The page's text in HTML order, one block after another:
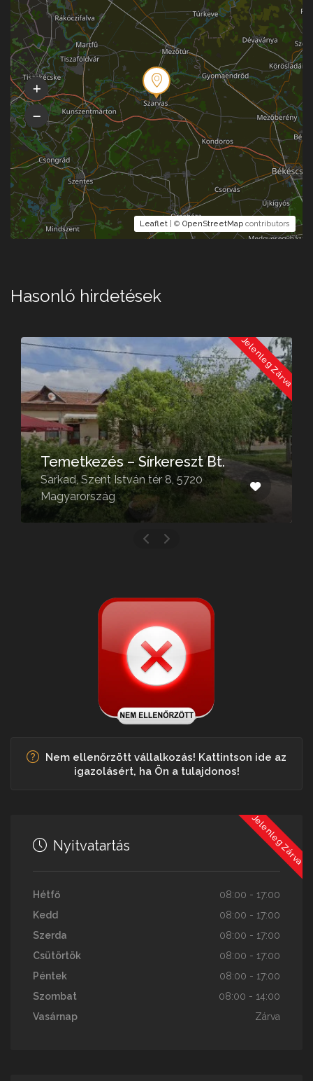
Leaflet | © OpenStreetMap contributors
Hasonló hirdetések
Jelenleg Zárva
Bt.
8, 5720
Tünde Virágüzlet
Gyula, Patócsy Ferenc u.
Magyarország
Nem ellenőrzött vállalkozás! Kattintson ide az
igazolásért, ha Ön a tulajdonos!
Jelenleg Zárva
Nyitvatartás
Hétfő
08:00 - 17:00
Kedd
08:00 - 17:00
Szerda
08:00 - 17:00
Csütörtök
08:00 - 17:00
Péntek
08:00 - 17:00
Szombat
08:00 - 14:00
Vasárnap
Zárva